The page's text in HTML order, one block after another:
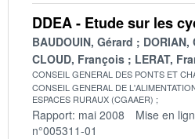
DDEA - Etude sur les
BAUDOUIN, Gérard
DORIAN,
CLOUD, François
LERAT,
CONSEIL GENERAL DES PONTS ET
CONSEIL GENERAL DE
ESPACES RURAUX (CGAAER)
Rapport: mai 2008 Mise en
n°005311-01